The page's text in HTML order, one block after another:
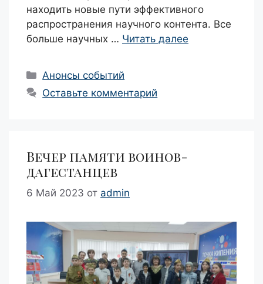
находить новые пути эффективного
распространения научного контента. Все
больше научных … Читать далее
Рубрики
Анонсы событий
Оставьте комментарий
Вечер памяти воинов-
дагестанцев
6 Май 2023 от admin